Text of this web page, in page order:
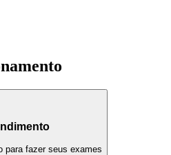
para fazer seus exames